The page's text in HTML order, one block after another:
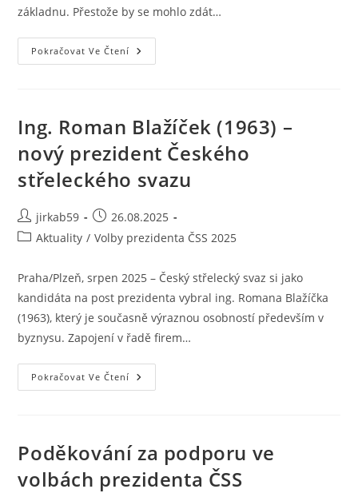
základnu. Přestože by se mohlo zdát…
Pokračovat Ve Čtení
Ing. Roman Blažíček (1963) –
nový prezident Českého
střeleckého svazu
jirkab59
26.08.2025
Aktuality / Volby prezidenta ČSS 2025
Praha/Plzeň, srpen 2025 – Český střelecký svaz si jako
kandidáta na post prezidenta vybral ing. Romana Blažíčka
(1963), který je současně výraznou osobností především v
byznysu. Zapojení v řadě firem…
Pokračovat Ve Čtení
Poděkování za podporu ve
volbách prezidenta ČSS